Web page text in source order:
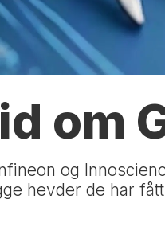
om
og
hevder de har